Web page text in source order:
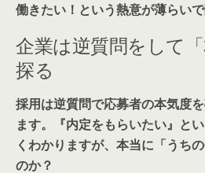
働きたい！という熱意が薄らいで
企業は逆質問をして
探る
採用は逆質問で応募者の本気度
ます。『内定をもらいたい』と
くわかりますが、 本当に 「うち
のか？